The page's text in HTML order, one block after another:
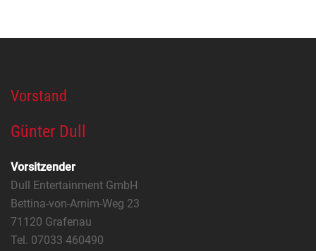
Vorstand
Günter Dull
Vorsitzender
Dull Entertainment GmbH
Bettina-von-Arnim-Weg 23
71120 Grafenau
Tel. 07033 460490